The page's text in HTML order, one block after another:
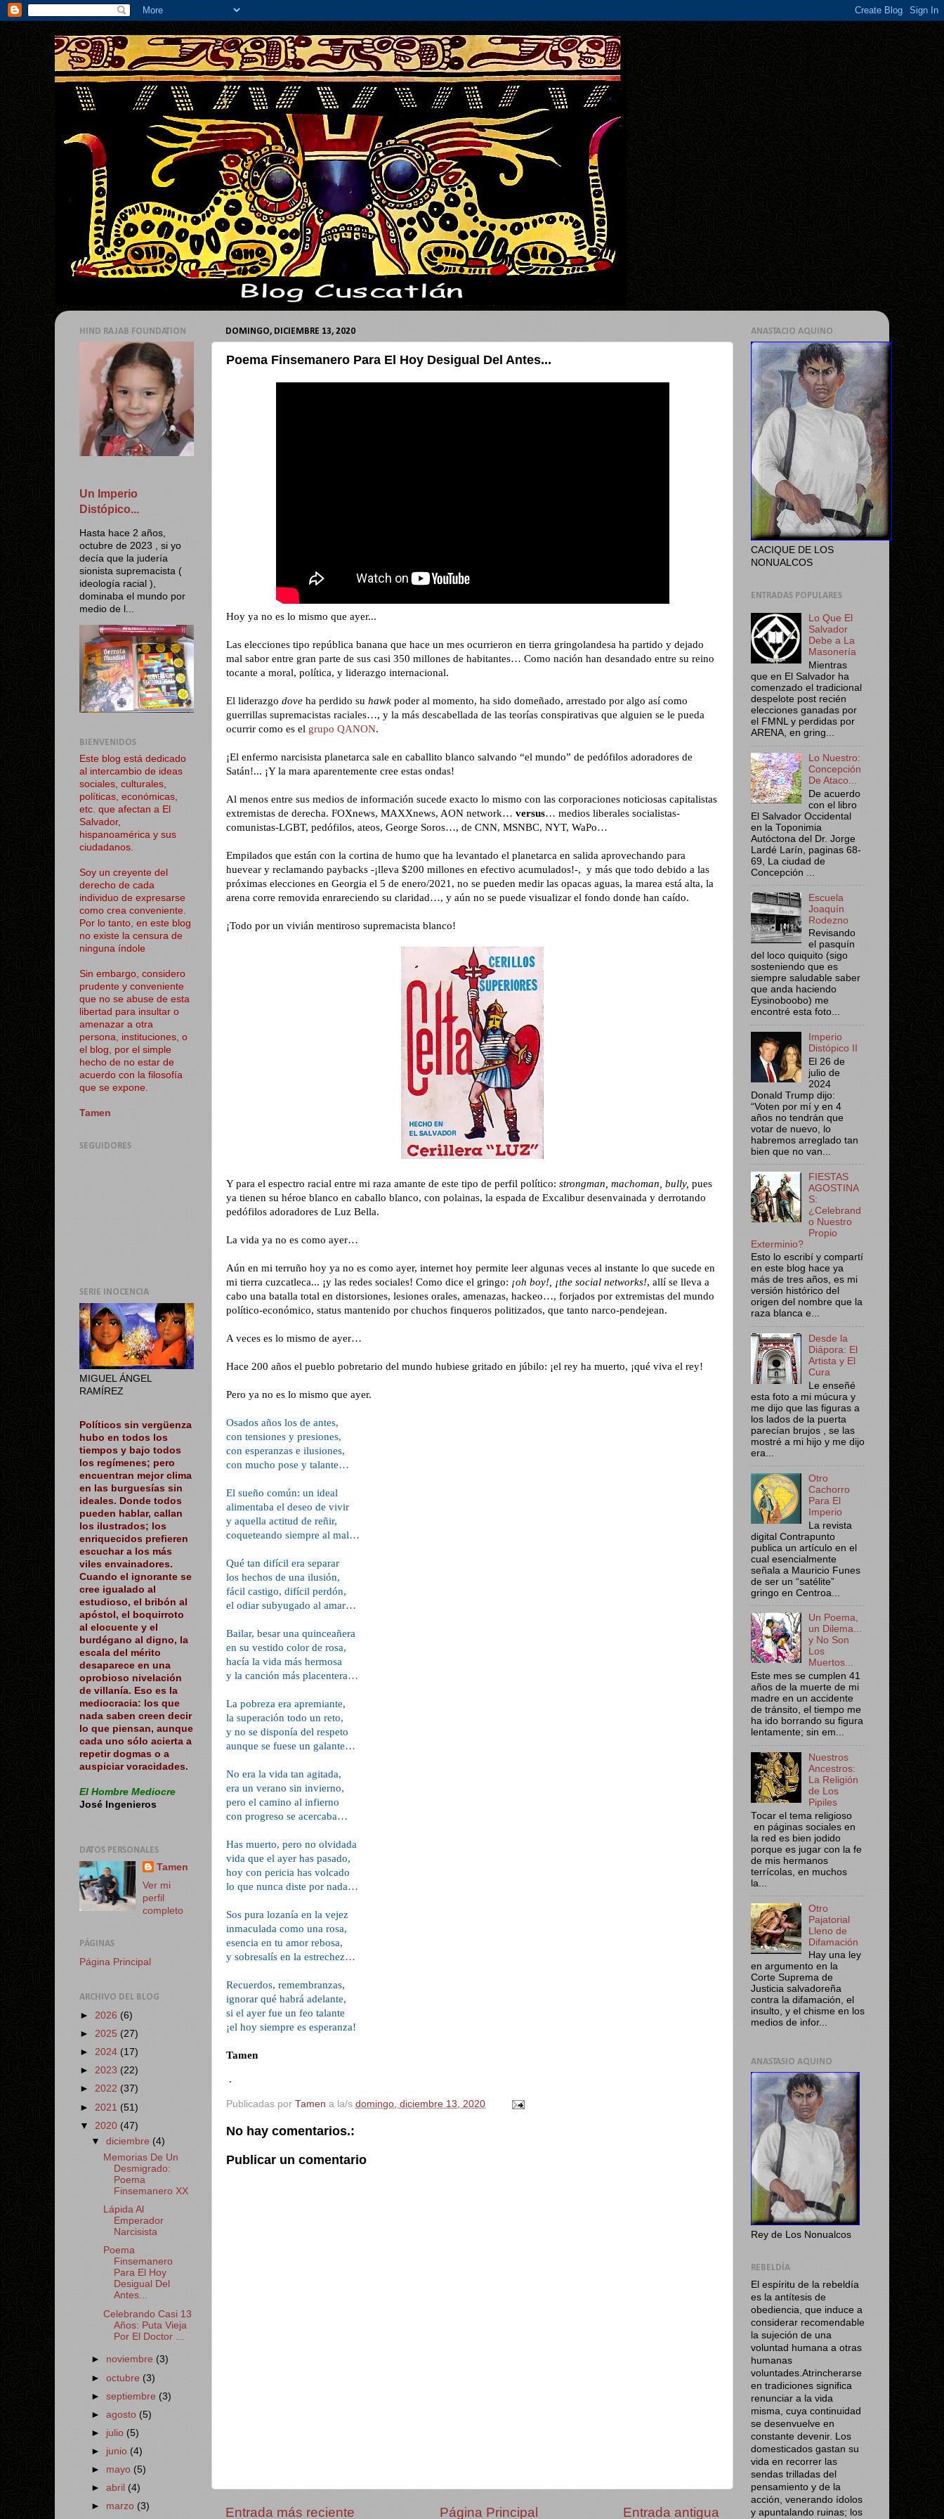
DOMINGO, DICIEMBRE 13, 2020
Poema Finsemanero Para El Hoy Desigual Del Antes...
Hoy ya no es lo mismo que ayer...
Las elecciones tipo república banana que hace un mes ocurrieron en tierra gringolandesa ha partido y dejado
mal sabor entre gran parte de sus casi 350 millones de habitantes… Como nación han desandado entre su reino
tocante a moral, política, y liderazgo internacional.
El liderazgo dove ha perdido su hawk poder al momento, ha sido domeñado, arrestado por algo así como
guerrillas supremacistas raciales…, y la más descabellada de las teorías conspirativas que alguien se le pueda
ocurrir como es el grupo QANON.
¡El enfermo narcisista planetarca sale en caballito blanco salvando “el mundo” de pedófilos adoradores de
Satán!... ¡Y la mara aparentemente cree estas ondas!
Al menos entre sus medios de información sucede exacto lo mismo con las corporaciones noticiosas capitalistas
extremistas de derecha. FOXnews, MAXXnews, AON network… versus… medios liberales socialistas-
comunistas-LGBT, pedófilos, ateos, George Soros…, de CNN, MSNBC, NYT, WaPo…
Empilados que están con la cortina de humo que ha levantado el planetarca en salida aprovechando para
huevear y reclamando paybacks -¡lleva $200 millones en efectivo acumulados!-, y más que todo debido a las
próximas elecciones en Georgia el 5 de enero/2021, no se pueden medir las opacas aguas, la marea está alta, la
arena corre removida enrareciendo su claridad…, y aún no se puede visualizar el fondo donde han caído.
¡Todo por un vivián mentiroso supremacista blanco!
Y para el espectro racial entre mi raza amante de este tipo de perfil político: strongman, machoman, bully, pues
ya tienen su héroe blanco en caballo blanco, con polainas, la espada de Excalibur desenvainada y derrotando
pedófilos adoradores de Luz Bella.
La vida ya no es como ayer…
Aún en mi terruño hoy ya no es como ayer, internet hoy permite leer algunas veces al instante lo que sucede en
mi tierra cuzcatleca... ¡y las redes sociales! Como dice el gringo: ¡oh boy!, ¡the social networks!, allí se lleva a
cabo una batalla total en distorsiones, lesiones orales, amenazas, hackeo…, forjados por extremistas del mundo
político-económico, status mantenido por chuchos finqueros politizados, que tanto narco-pendejean.
A veces es lo mismo de ayer…
Hace 200 años el pueblo pobretario del mundo hubiese gritado en júbilo: ¡el rey ha muerto, ¡qué viva el rey!
Pero ya no es lo mismo que ayer.
Osados años los de antes,
con tensiones y presiones,
con esperanzas e ilusiones,
con mucho pose y talante…
El sueño común: un ideal
alimentaba el deseo de vivir
y aquella actitud de reñir,
coqueteando siempre al mal…
Qué tan difícil era separar
los hechos de una ilusión,
fácil castigo, difícil perdón,
el odiar subyugado al amar…
Bailar, besar una quinceañera
en su vestido color de rosa,
hacía la vida más hermosa
y la canción más placentera…
La pobreza era apremiante,
la superación todo un reto,
y no se disponía del respeto
aunque se fuese un galante…
No era la vida tan agitada,
era un verano sin invierno,
pero el camino al infierno
con progreso se acercaba…
Has muerto, pero no olvidada
vida que el ayer has pasado,
hoy con pericia has volcado
lo que nunca diste por nada…
Sos pura lozanía en la vejez
inmaculada como una rosa,
esencia en tu amor rebosa,
y sobresalís en la estrechez…
Recuerdos, remembranzas,
ignorar qué habrá adelante,
si el ayer fue un feo talante
¡el hoy siempre es esperanza!
Tamen
.
Publicadas por Tamen a la/s domingo, diciembre 13, 2020
No hay comentarios.:
Publicar un comentario
Entrada más reciente Entrada antigua
Página Principal
HIND RAJAB FOUNDATION
Un Imperio
Distópico...
Hasta hace 2 años,
octubre de 2023 , si yo
decía que la judería
sionista supremacista (
ideología racial ),
dominaba el mundo por
medio de l...
BIENVENIDOS
Este blog está dedicado
al intercambio de ideas
sociales, culturales,
políticas, económicas,
etc. que afectan a El
Salvador,
hispanoamérica y sus
ciudadanos.
Soy un creyente del
derecho de cada
individuo de expresarse
como crea conveniente.
Por lo tanto, en este blog
no existe la censura de
ninguna índole
Sin embargo, considero
prudente y conveniente
que no se abuse de esta
libertad para insultar o
amenazar a otra
persona, instituciones, o
el blog, por el simple
hecho de no estar de
acuerdo con la filosofía
que se expone.
Tamen
SEGUIDORES
SERIE INOCENCIA
MIGUEL ÁNGEL
RAMÍREZ
Políticos sin vergüenza
hubo en todos los
tiempos y bajo todos
los regímenes; pero
encuentran mejor clima
en las burguesías sin
ideales. Donde todos
pueden hablar, callan
los ilustrados; los
enriquecidos prefieren
escuchar a los más
viles envainadores.
Cuando el ignorante se
cree igualado al
estudioso, el bribón al
apóstol, el boquirroto
al elocuente y el
burdégano al digno, la
escala del mérito
desaparece en una
oprobioso nivelación
de villanía. Eso es la
mediocracia: los que
nada saben creen decir
lo que piensan, aunque
cada uno sólo acierta a
repetir dogmas o a
auspiciar voracidades.
El Hombre Mediocre
José Ingenieros
DATOS PERSONALES
Tamen
Ver mi
perfil
completo
PÁGINAS
Página Principal
ARCHIVO DEL BLOG
► 2026 (6)
► 2025 (27)
► 2024 (17)
► 2023 (22)
► 2022 (37)
► 2021 (51)
▼ 2020 (47)
▼diciembre (4)
Memorias De Un
Desmigrado:
Poema
Finsemanero XX
Lápida Al
Emperador
Narcisista
Poema
Finsemanero
Para El Hoy
Desigual Del
Antes...
Celebrando Casi 13
Años: Puta Vieja
Por El Doctor ...
► noviembre (3)
►octubre (3)
►septiembre (3)
►agosto (5)
► julio (5)
► junio (4)
► mayo (5)
►abril (4)
► marzo (3)
ANASTACIO AQUINO
CACIQUE DE LOS
NONUALCOS
ENTRADAS POPULARES
Lo Que El
Salvador
Debe a La
Masonería
Mientras
que en El Salvador ha
comenzado el tradicional
despelote post recién
elecciones ganadas por
el FMNL y perdidas por
ARENA, en gring...
Lo Nuestro:
Concepción
De Ataco...
De acuerdo
con el libro
El Salvador Occidental
en la Toponimia
Autóctona del Dr. Jorge
Lardé Larín, paginas 68-
69, La ciudad de
Concepción ...
Escuela
Joaquín
Rodezno
Revisando
el pasquín
del loco quiquito (sigo
sosteniendo que es
siempre saludable saber
que anda haciendo
Eysinoboobo) me
encontré esta foto...
Imperio
Distópico II
El 26 de
julio de
2024
Donald Trump dijo:
“Voten por mí y en 4
años no tendrán que
votar de nuevo, lo
habremos arreglado tan
bien que no van...
FIESTAS
AGOSTINA
S:
¿Celebrand
o Nuestro
Propio
Exterminio?
Esto lo escribí y compartí
en este blog hace ya
más de tres años, es mi
versión histórico del
origen del nombre que la
raza blanca e...
Desde la
Diápora: El
Artista y El
Cura
Le enseñé
esta foto a mi múcura y
me dijo que las figuras a
los lados de la puerta
parecían brujos , se las
mostré a mi hijo y me dijo
era...
Otro
Cachorro
Para El
Imperio
La revista
digital Contrapunto
publica un artículo en el
cual esencialmente
señala a Mauricio Funes
de ser un “satélite”
gringo en Centroa...
Un Poema,
un Dilema...
y No Son
Los
Muertos...
Este mes se cumplen 41
años de la muerte de mi
madre en un accidente
de tránsito, el tiempo me
ha ido borrando su figura
lentamente; sin em...
Nuestros
Ancestros:
La Religión
de Los
Pipiles
Tocar el tema religioso
en páginas sociales en
la red es bien jodido
porque es jugar con la fe
de mis hermanos
terrícolas, en muchos
la...
Otro
Pajatorial
Lleno de
Difamación
Hay una ley
en argumento en la
Corte Suprema de
Justicia salvadoreña
contra la difamación, el
insulto, y el chisme en los
medios de infor...
ANASTASIO AQUINO
Rey de Los Nonualcos
REBELDÍA
El espíritu de la rebeldía
es la antítesis de
obediencia, que induce a
considerar recomendable
la sujeción de una
voluntad humana a otras
humanas
voluntades.Atrincherarse
en tradiciones significa
renunciar a la vida
misma, cuya continuidad
se desenvuelve en
constante devenir. Los
domesticados gastan su
vida en recorrer las
sendas trilladas del
pensamiento y de la
acción, venerando ídolos
y apuntalando ruinas; los